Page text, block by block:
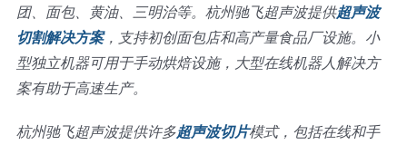
团、面包、黄油、三明治等。杭州驰飞超声波提供超声波
切割解决方案，支持初创面包店和高产量食品厂设施。小
型独立机器可用于手动烘焙设施，大型在线机器人解决方
案有助于高速生产。
杭州驰飞超声波提供许多超声波切片模式，包括在线和手